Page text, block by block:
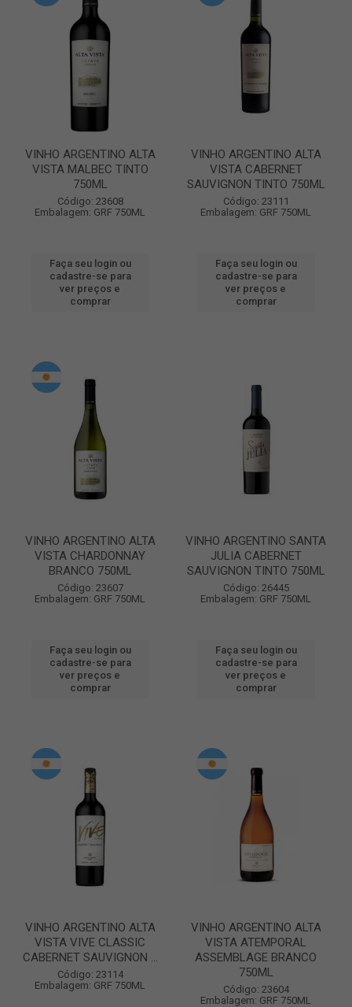
VINHO ARGENTINO ALTA
VISTA MALBEC TINTO
750ML
Código: 23608
Embalagem: GRF 750ML
Faça seu login ou
cadastre-se para
ver preços e
comprar
VINHO ARGENTINO ALTA
VISTA CABERNET
SAUVIGNON TINTO 750ML
Código: 23111
Embalagem: GRF 750ML
Faça seu login ou
cadastre-se para
ver preços e
comprar
VINHO ARGENTINO ALTA
VISTA CHARDONNAY
BRANCO 750ML
Código: 23607
Embalagem: GRF 750ML
Faça seu login ou
cadastre-se para
ver preços e
comprar
VINHO ARGENTINO SANTA
JULIA CABERNET
SAUVIGNON TINTO 750ML
Código: 26445
Embalagem: GRF 750ML
Faça seu login ou
cadastre-se para
ver preços e
comprar
VINHO ARGENTINO ALTA
VISTA VIVE CLASSIC
CABERNET SAUVIGNON ...
Código: 23114
Embalagem: GRF 750ML
VINHO ARGENTINO ALTA
VISTA ATEMPORAL
ASSEMBLAGE BRANCO
750ML
Código: 23604
Embalagem: GRF 750ML